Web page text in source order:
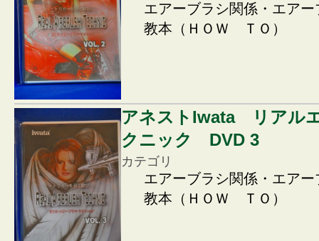
エアーブラシ関係・エア
教本（ＨＯＷ ＴＯ）
アネストIwata リアル
クニック DVD 3
カテゴリ
エアーブラシ関係・エア
教本（ＨＯＷ ＴＯ）